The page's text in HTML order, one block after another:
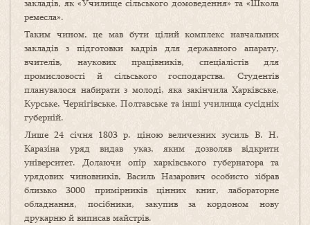
закладів, як «Училище сільського домоведення» та «Школа
ремесла».
Таким чином, це мав бути цілий комплекс навчальних
закладів з підготовки кадрів для державного апарату,
вчителів, наукових працівників, спеціалістів для
промисловості й сільського господарства. Студентів
планувалося набирати з молоді, яка закінчила Харківське,
Курське, Чернігівське, Полтавське та інші училища сусідніх
губерній.
Лише 24 січня 1803 р. ціною величезних зусиль В. Н.
Каразіна уряд видав указ, яким дозволяв відкрити
університет. Долаючи опір харківського губернатора та
урядових чиновників, Василь Назарович особисто зібрав
близько 3000 примірників цінних книг, лабораторне
обладнання, посібники, закупив за кордоном нову
друкарню й виписав майстрів.